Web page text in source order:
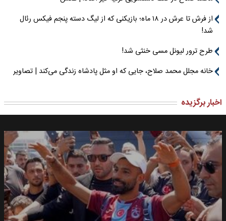
از فرش تا عرش در ۱۸ ماه؛ بازیکنی که از لیگ دسته پنجم فیکس رئال
شد!
طرح ترور لیونل مسی خنثی شد!
خانه مجلل محمد صلاح، جایی که او مثل پادشاه زندگی می‌کند | تصاویر
اخبار برگزیده